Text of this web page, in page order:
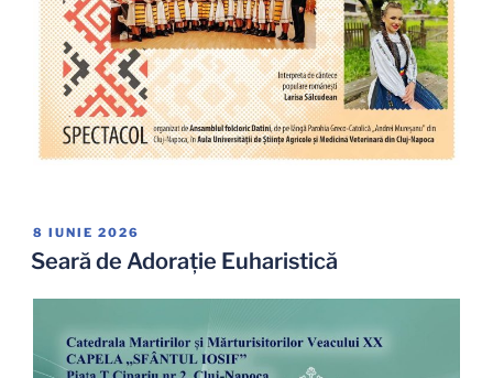
PUBLICAT
PE
8 IUNIE 2026
Seară de Adorație Euharistică